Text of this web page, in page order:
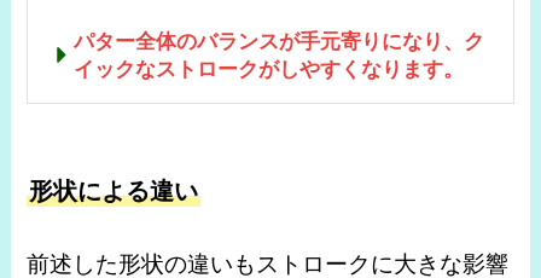
パター全体のバランスが手元寄りになり、ク
イックなストロークがしやすくなります。
形状による違い
前述した形状の違いもストロークに大きな影響